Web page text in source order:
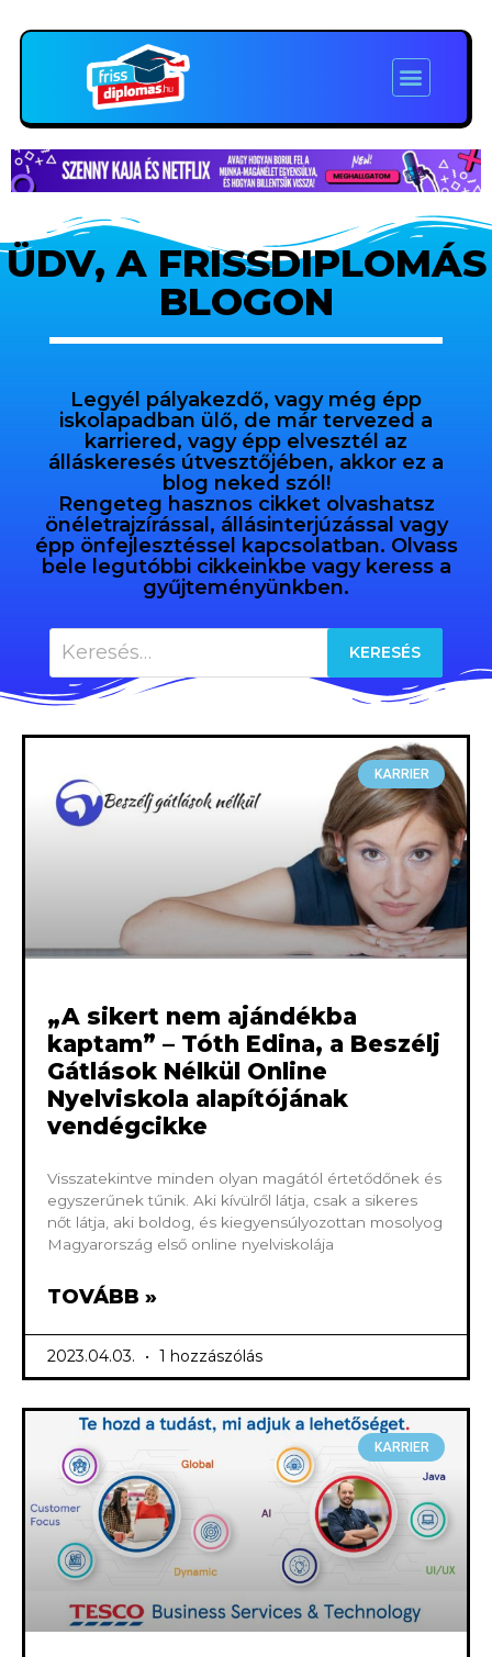
ÜDV, A FRISSDIPLOMÁS
BLOGON
Legyél pályakezdő, vagy még épp
iskolapadban ülő, de már tervezed a
karriered, vagy épp elvesztél az
álláskeresés útvesztőjében, akkor ez a
blog neked szól!
Rengeteg hasznos cikket olvashatsz
önéletrajzírással, állásinterjúzással vagy
épp önfejlesztéssel kapcsolatban. Olvass
bele legutóbbi cikkeinkbe vagy keress a
gyűjteményünkben.
KARRIER
„A sikert nem ajándékba
kaptam” – Tóth Edina, a Beszélj
Gátlások Nélkül Online
Nyelviskola alapítójának
vendégcikke
Visszatekintve minden olyan magától értetődőnek és
egyszerűnek tűnik. Aki kívülről látja, csak a sikeres
nőt látja, aki boldog, és kiegyensúlyozottan mosolyog
Magyarország első online nyelviskolája
TOVÁBB »
2023.04.03. 1 hozzászólás
KARRIER